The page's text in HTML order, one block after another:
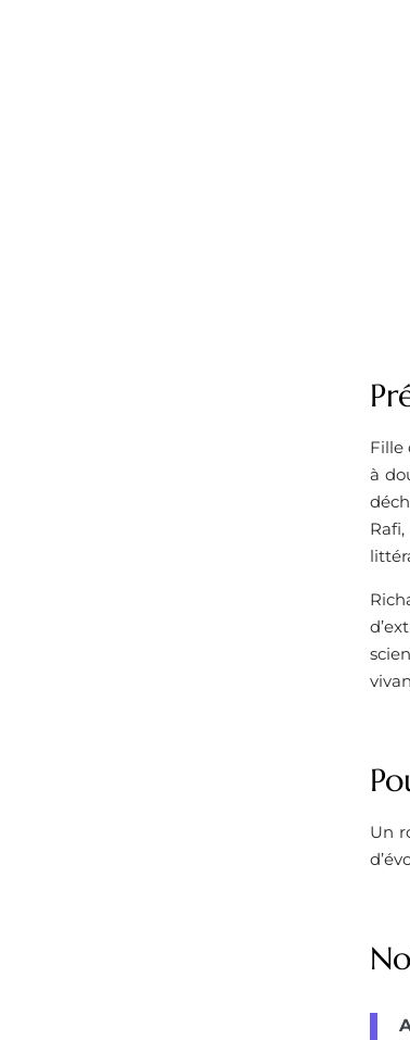
Fille
à
Un